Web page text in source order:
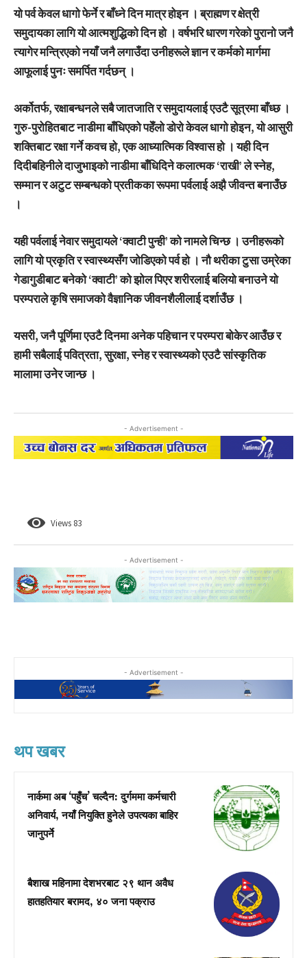
यो पर्व केवल धागो फेर्ने र बाँध्ने दिन मात्र होइन । ब्राह्मण र क्षेत्री
समुदायका लागि यो आत्मशुद्धिको दिन हो । वर्षभरि धारण गरेको पुरानो जनै
त्यागेर मन्त्रिएको नयाँ जनै लगाउँदा उनीहरूले ज्ञान र कर्मको मार्गमा
आफूलाई पुनः समर्पित गर्दछन् ।
अर्कोतर्फ, रक्षाबन्धनले सबै जातजाति र समुदायलाई एउटै सूत्रमा बाँध्छ ।
गुरु-पुरोहितबाट नाडीमा बाँधिएको पहेँलो डोरो केवल धागो होइन, यो आसुरी
शक्तिबाट रक्षा गर्ने कवच हो, एक आध्यात्मिक विश्वास हो । यही दिन
दिदीबहिनीले दाजुभाइको नाडीमा बाँधिदिने कलात्मक ‘राखी’ ले स्नेह,
सम्मान र अटुट सम्बन्धको प्रतीकका रूपमा पर्वलाई अझै जीवन्त बनाउँछ
।
यही पर्वलाई नेवार समुदायले ‘क्वाटी पुन्ही’ को नामले चिन्छ । उनीहरूको
लागि यो प्रकृति र स्वास्थ्यसँग जोडिएको पर्व हो । नौ थरीका टुसा उम्रेका
गेडागुडीबाट बनेको ‘क्वाटी’ को झोल पिएर शरीरलाई बलियो बनाउने यो
परम्पराले कृषि समाजको वैज्ञानिक जीवनशैलीलाई दर्शाउँछ ।
यसरी, जनै पूर्णिमा एउटै दिनमा अनेक पहिचान र परम्परा बोकेर आउँछ र
हामी सबैलाई पवित्रता, सुरक्षा, स्नेह र स्वास्थ्यको एउटै सांस्कृतिक
मालामा उनेर जान्छ ।
- Advertisement -
Views 83
- Advertisement -
- Advertisement -
थप खबर
नार्कमा अब ‘पहुँच’ चल्दैन: दुर्गममा कर्मचारी
अनिवार्य, नयाँ नियुक्ति हुनेले उपत्यका बाहिर
जानुपर्ने
बैशाख महिनामा देशभरबाट २९ थान अवैध
हातहतियार बरामद, ४० जना पक्राउ